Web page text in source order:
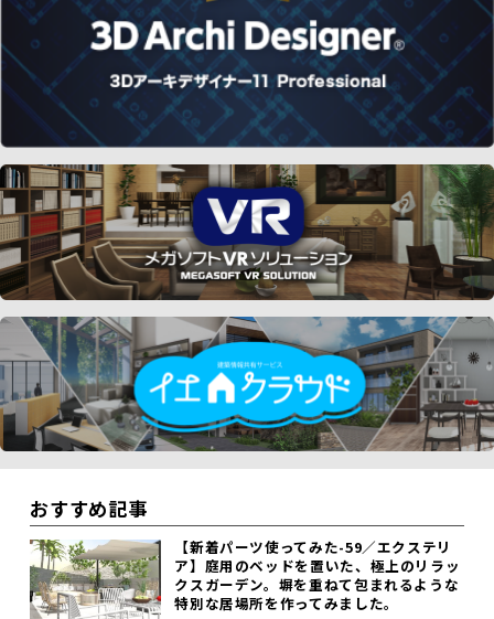
おすすめ記事
【新着パーツ使ってみた-59／エクステリ
ア】庭用のベッドを置いた、極上のリラッ
クスガーデン。塀を重ねて包まれるような
特別な居場所を作ってみました。